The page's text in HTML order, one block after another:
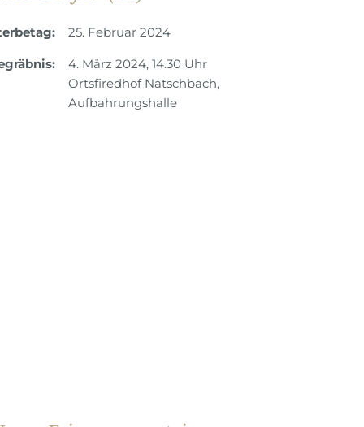
25. Februar 2024
4. März 2024, 14.30 Uhr
Ortsfiredhof Natschbach,
Aufbahrungshalle